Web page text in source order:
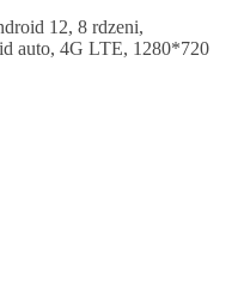
12, 8 rdzeni,
auto, 4G LTE, 1280*720